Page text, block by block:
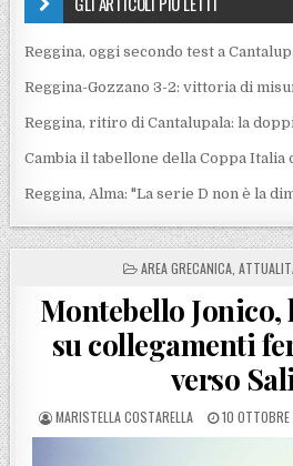
Reggina, oggi secondo test a
Reggina-Gozzano 3-2: vittoria di
Reggina, ritiro di Cantalupala: la
Cambia il tabellone della Coppa Italia
Reggina, Alma: "La serie D non è la
POSTED IN
AREA GRECANICA
Montebello Jonico,
su collegamenti
verso
POSTED BY
MARISTELLA COSTARELLA POSTED ON
10